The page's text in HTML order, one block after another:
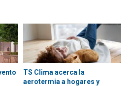
TS Clima acerca la
aerotermia a hogares y